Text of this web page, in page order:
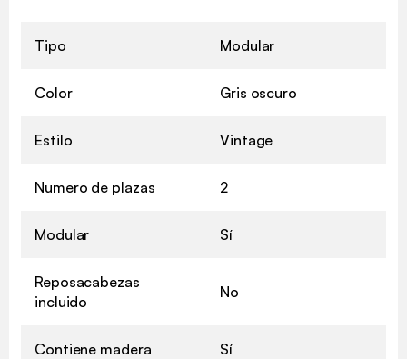
Tipo Modular
Color Gris oscuro
Estilo Vintage
Numero de plazas 2
Modular Sí
Reposacabezas
incluido
No
Contiene madera Sí